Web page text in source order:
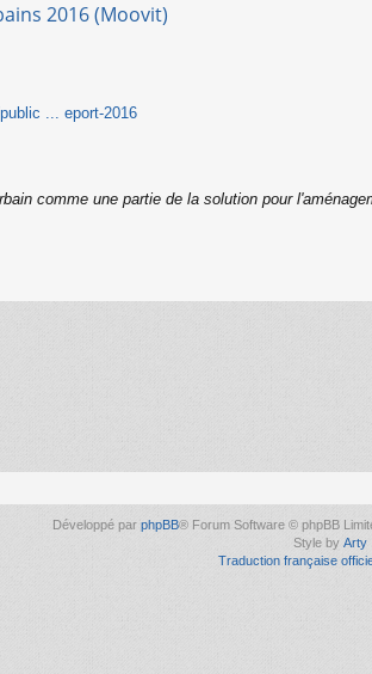
2016 (Moovit)
... eport-2016
comme une partie de la solution pour
Développé par phpBB® Forum Software © phpBB
Style by Arty
Traduction française